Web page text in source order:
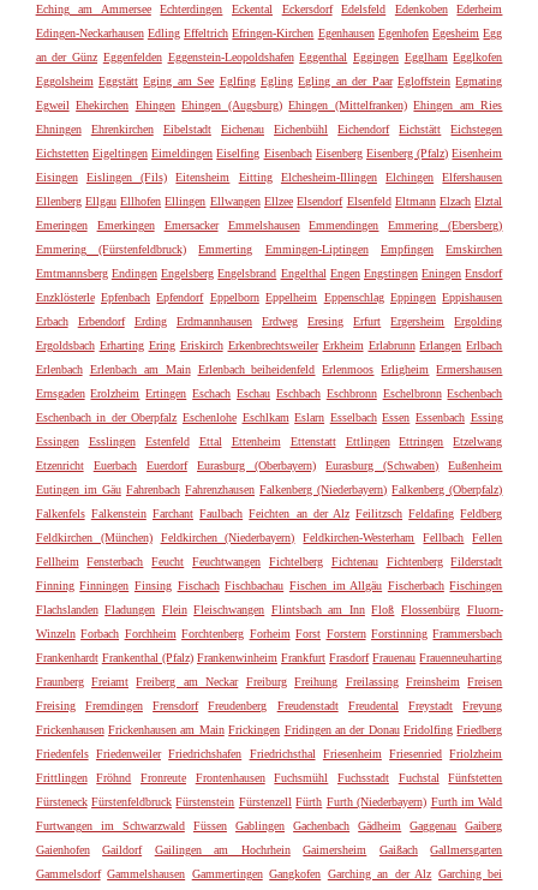
Eching am Ammersee
Echterdingen Eckental Eckersdorf Edelsfeld Edenkoben
Ederheim
Edingen-Neckarhausen Edling Effeltrich Efringen-Kirchen Egenhausen Egenhofen Egesheim Egg
an der Günz Eggenfelden Eggenstein-Leopoldshafen Eggenthal Eggingen Egglham Egglkofen
Eggolsheim Eggstätt Eging am See Eglfing Egling Egling an der Paar Egloffstein Egmating
Egweil Ehekirchen Ehingen Ehingen (Augsburg) Ehingen (Mittelfranken) Ehingen am Ries
Ehningen
Ehrenkirchen Eibelstadt Eichenau Eichenbühl Eichendorf Eichstätt
Eichstegen
Eichstetten Eigeltingen Eimeldingen Eiselfing Eisenbach Eisenberg Eisenberg (Pfalz) Eisenheim
Eisingen
Eislingen (Fils) Eitensheim Eitting Elchesheim-Illingen Elchingen
Elfershausen
Ellenberg Ellgau Ellhofen Ellingen Ellwangen Ellzee Elsendorf Elsenfeld Eltmann Elzach Elztal
Emeringen
Emerkingen Emersacker Emmelshausen Emmendingen
Emmering (Ebersberg)
Emmering (Fürstenfeldbruck)
Emmerting Emmingen-Liptingen Empfingen
Emskirchen
Emtmannsberg Endingen Engelsberg Engelsbrand Engelthal Engen Engstingen Eningen Ensdorf
Enzklösterle Epfenbach Epfendorf Eppelborn Eppelheim Eppenschlag Eppingen Eppishausen
Erbach
Erbendorf Erding Erdmannhausen Erdweg Eresing Erfurt Ergersheim
Ergolding
Ergoldsbach Erharting Ering Eriskirch Erkenbrechtsweiler Erkheim Erlabrunn Erlangen Erlbach
Erlenbach Erlenbach am Main Erlenbach beiheidenfeld Erlenmoos Erligheim
Ermershausen
Ernsgaden Erolzheim Ertingen Eschach Eschau Eschbach Eschbronn Eschelbronn Eschenbach
Eschenbach in der Oberpfalz Eschenlohe Eschlkam Eslarn Esselbach Essen Essenbach Essing
Essingen
Esslingen Estenfeld Ettal Ettenheim Ettenstatt Ettlingen Ettringen
Etzelwang
Etzenricht
Euerbach Euerdorf Eurasburg (Oberbayern) Eurasburg (Schwaben)
Eußenheim
Eutingen im Gäu Fahrenbach Fahrenzhausen Falkenberg (Niederbayern) Falkenberg (Oberpfalz)
Falkenfels Falkenstein Farchant Faulbach Feichten an der Alz Feilitzsch Feldafing Feldberg
Feldkirchen (München)
Feldkirchen (Niederbayern) Feldkirchen-Westerham Fellbach
Fellen
Fellheim
Fensterbach Feucht Feuchtwangen Fichtelberg Fichtenau Fichtenberg
Filderstadt
Finning Finningen Finsing Fischach Fischbachau Fischen im Allgäu Fischerbach Fischingen
Flachslanden Fladungen Flein Fleischwangen Flintsbach am Inn Floß Flossenbürg Fluorn-
Winzeln Forbach Forchheim Forchtenberg Forheim Forst Forstern Forstinning Frammersbach
Frankenhardt Frankenthal (Pfalz) Frankenwinheim Frankfurt Frasdorf Frauenau Frauenneuharting
Fraunberg Freiamt Freiberg am Neckar Freiburg Freihung Freilassing Freinsheim
Freisen
Freising
Fremdingen Frensdorf Freudenberg Freudenstadt Freudental Freystadt
Freyung
Frickenhausen Frickenhausen am Main Frickingen Fridingen an der Donau Fridolfing Friedberg
Friedenfels Friedenweiler Friedrichshafen Friedrichsthal Friesenheim Friesenried Friolzheim
Frittlingen
Fröhnd Fronreute Frontenhausen Fuchsmühl Fuchsstadt Fuchstal
Fünfstetten
Fürsteneck Fürstenfeldbruck Fürstenstein Fürstenzell Fürth Furth (Niederbayern) Furth im Wald
Furtwangen im Schwarzwald
Füssen Gablingen Gachenbach Gädheim Gaggenau
Gaiberg
Gaienhofen
Gaildorf Gailingen am Hochrhein Gaimersheim Gaißach
Gallmersgarten
Gammelsdorf Gammelshausen Gammertingen Gangkofen Garching an der Alz Garching bei